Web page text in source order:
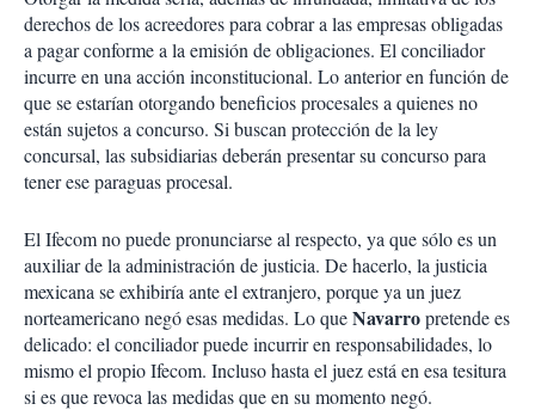
derechos de los acreedores para cobrar a las empresas obligadas
a pagar conforme a la emisión de obligaciones. El conciliador
incurre en una acción inconstitucional. Lo anterior en función de
que se estarían otorgando beneficios procesales a quienes no
están sujetos a concurso. Si buscan protección de la ley
concursal, las subsidiarias deberán presentar su concurso para
tener ese paraguas procesal.
El Ifecom no puede pronunciarse al respecto, ya que sólo es un
auxiliar de la administración de justicia. De hacerlo, la justicia
mexicana se exhibiría ante el extranjero, porque ya un juez
norteamericano negó esas medidas. Lo queNavarropretende es
delicado: el conciliador puede incurrir en responsabilidades, lo
mismo el propio Ifecom. Incluso hasta el juez está en esa tesitura
si es que revoca las medidas que en su momento negó.